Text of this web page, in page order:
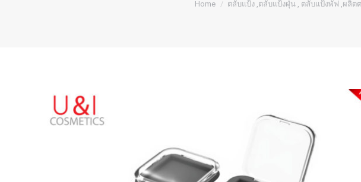
Home ตลับแป้ง ,ตลับแป้งฝุ่น , ตลับแป้งพัฟ ,ผลิ